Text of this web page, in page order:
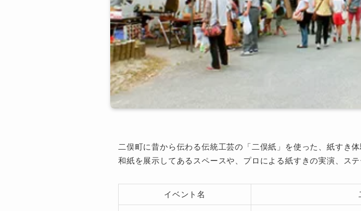
二俣町に昔から伝わる伝統工芸の「二俣紙」を使った、紙すき
和紙を展示してあるスペースや、プロによる紙すきの実演、ス
イベント名